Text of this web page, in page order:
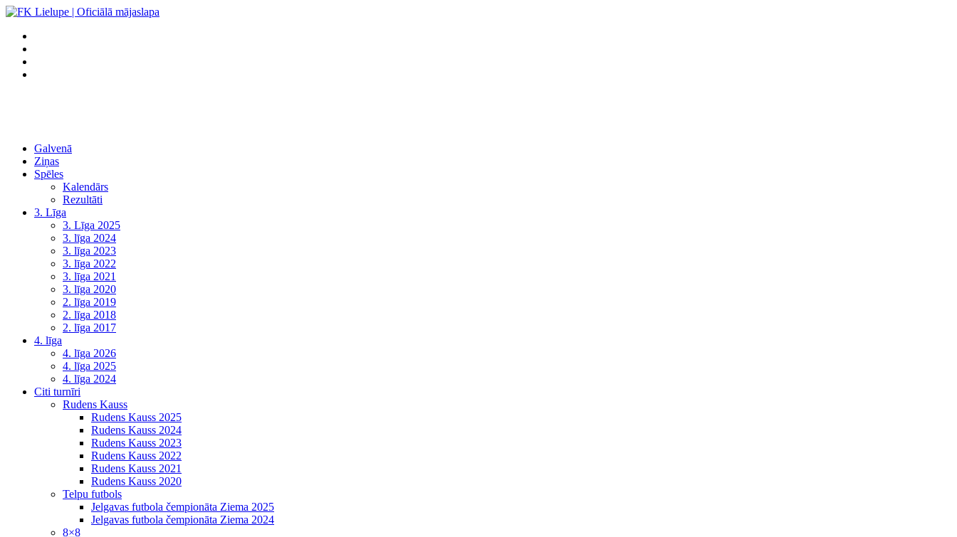
Galvenā
Ziņas
Spēles
Kalendārs
Rezultāti
3. Līga
3. Līga 2025
3. līga 2024
3. līga 2023
3. līga 2022
3. līga 2021
3. līga 2020
2. līga 2019
2. līga 2018
2. līga 2017
4. līga
4. līga 2026
4. līga 2025
4. līga 2024
Citi turnīri
Rudens Kauss
Rudens Kauss 2025
Rudens Kauss 2024
Rudens Kauss 2023
Rudens Kauss 2022
Rudens Kauss 2021
Rudens Kauss 2020
Telpu futbols
Jelgavas futbola čempionāta Ziema 2025
Jelgavas futbola čempionāta Ziema 2024
8×8